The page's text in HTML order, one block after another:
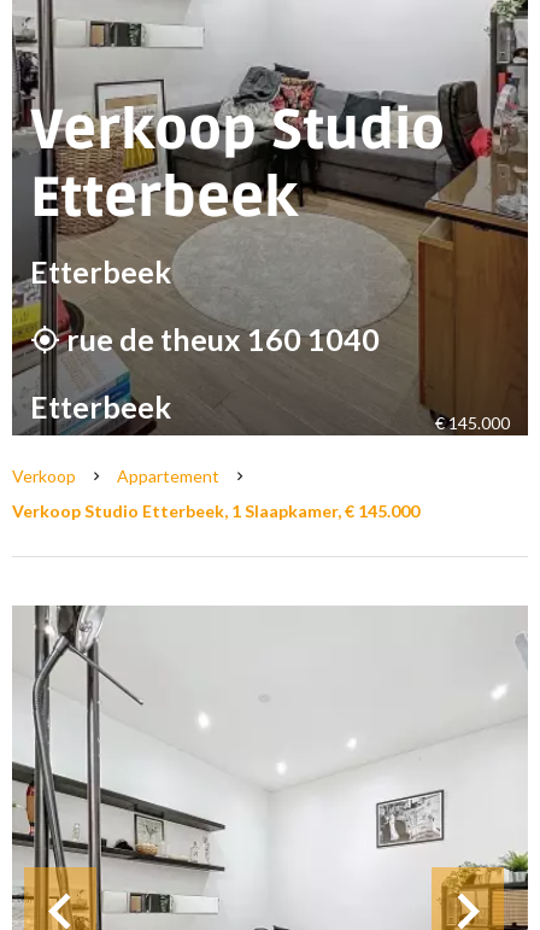
Verkoop Studio
Etterbeek
Etterbeek
rue de theux 160 1040
Etterbeek
€ 145.000
Verkoop
Appartement
Verkoop Studio Etterbeek, 1 Slaapkamer, € 145.000